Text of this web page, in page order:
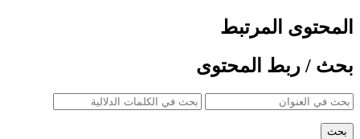
المحتوى المرتبط
بحث / ربط المحتوى